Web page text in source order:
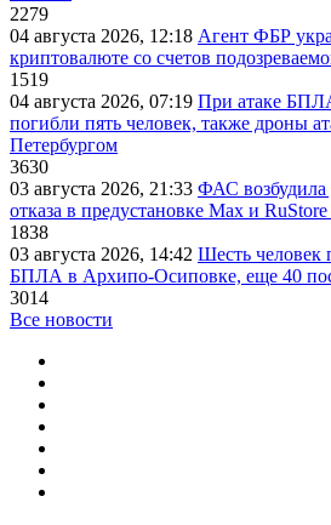
2279
04 августа 2026, 12:18 Агент ФБР
криптовалюте со счетов
1519
04 августа 2026, 07:19 При атаке
погибли пять человек, также дроны
Петербургом
3630
03 августа 2026, 21:33 ФАС возбудила
отказа в предустановке Max и
1838
03 августа 2026, 14:42 Шесть человек
БПЛА в Архипо-Осиповке, еще 40
3014
Все новости